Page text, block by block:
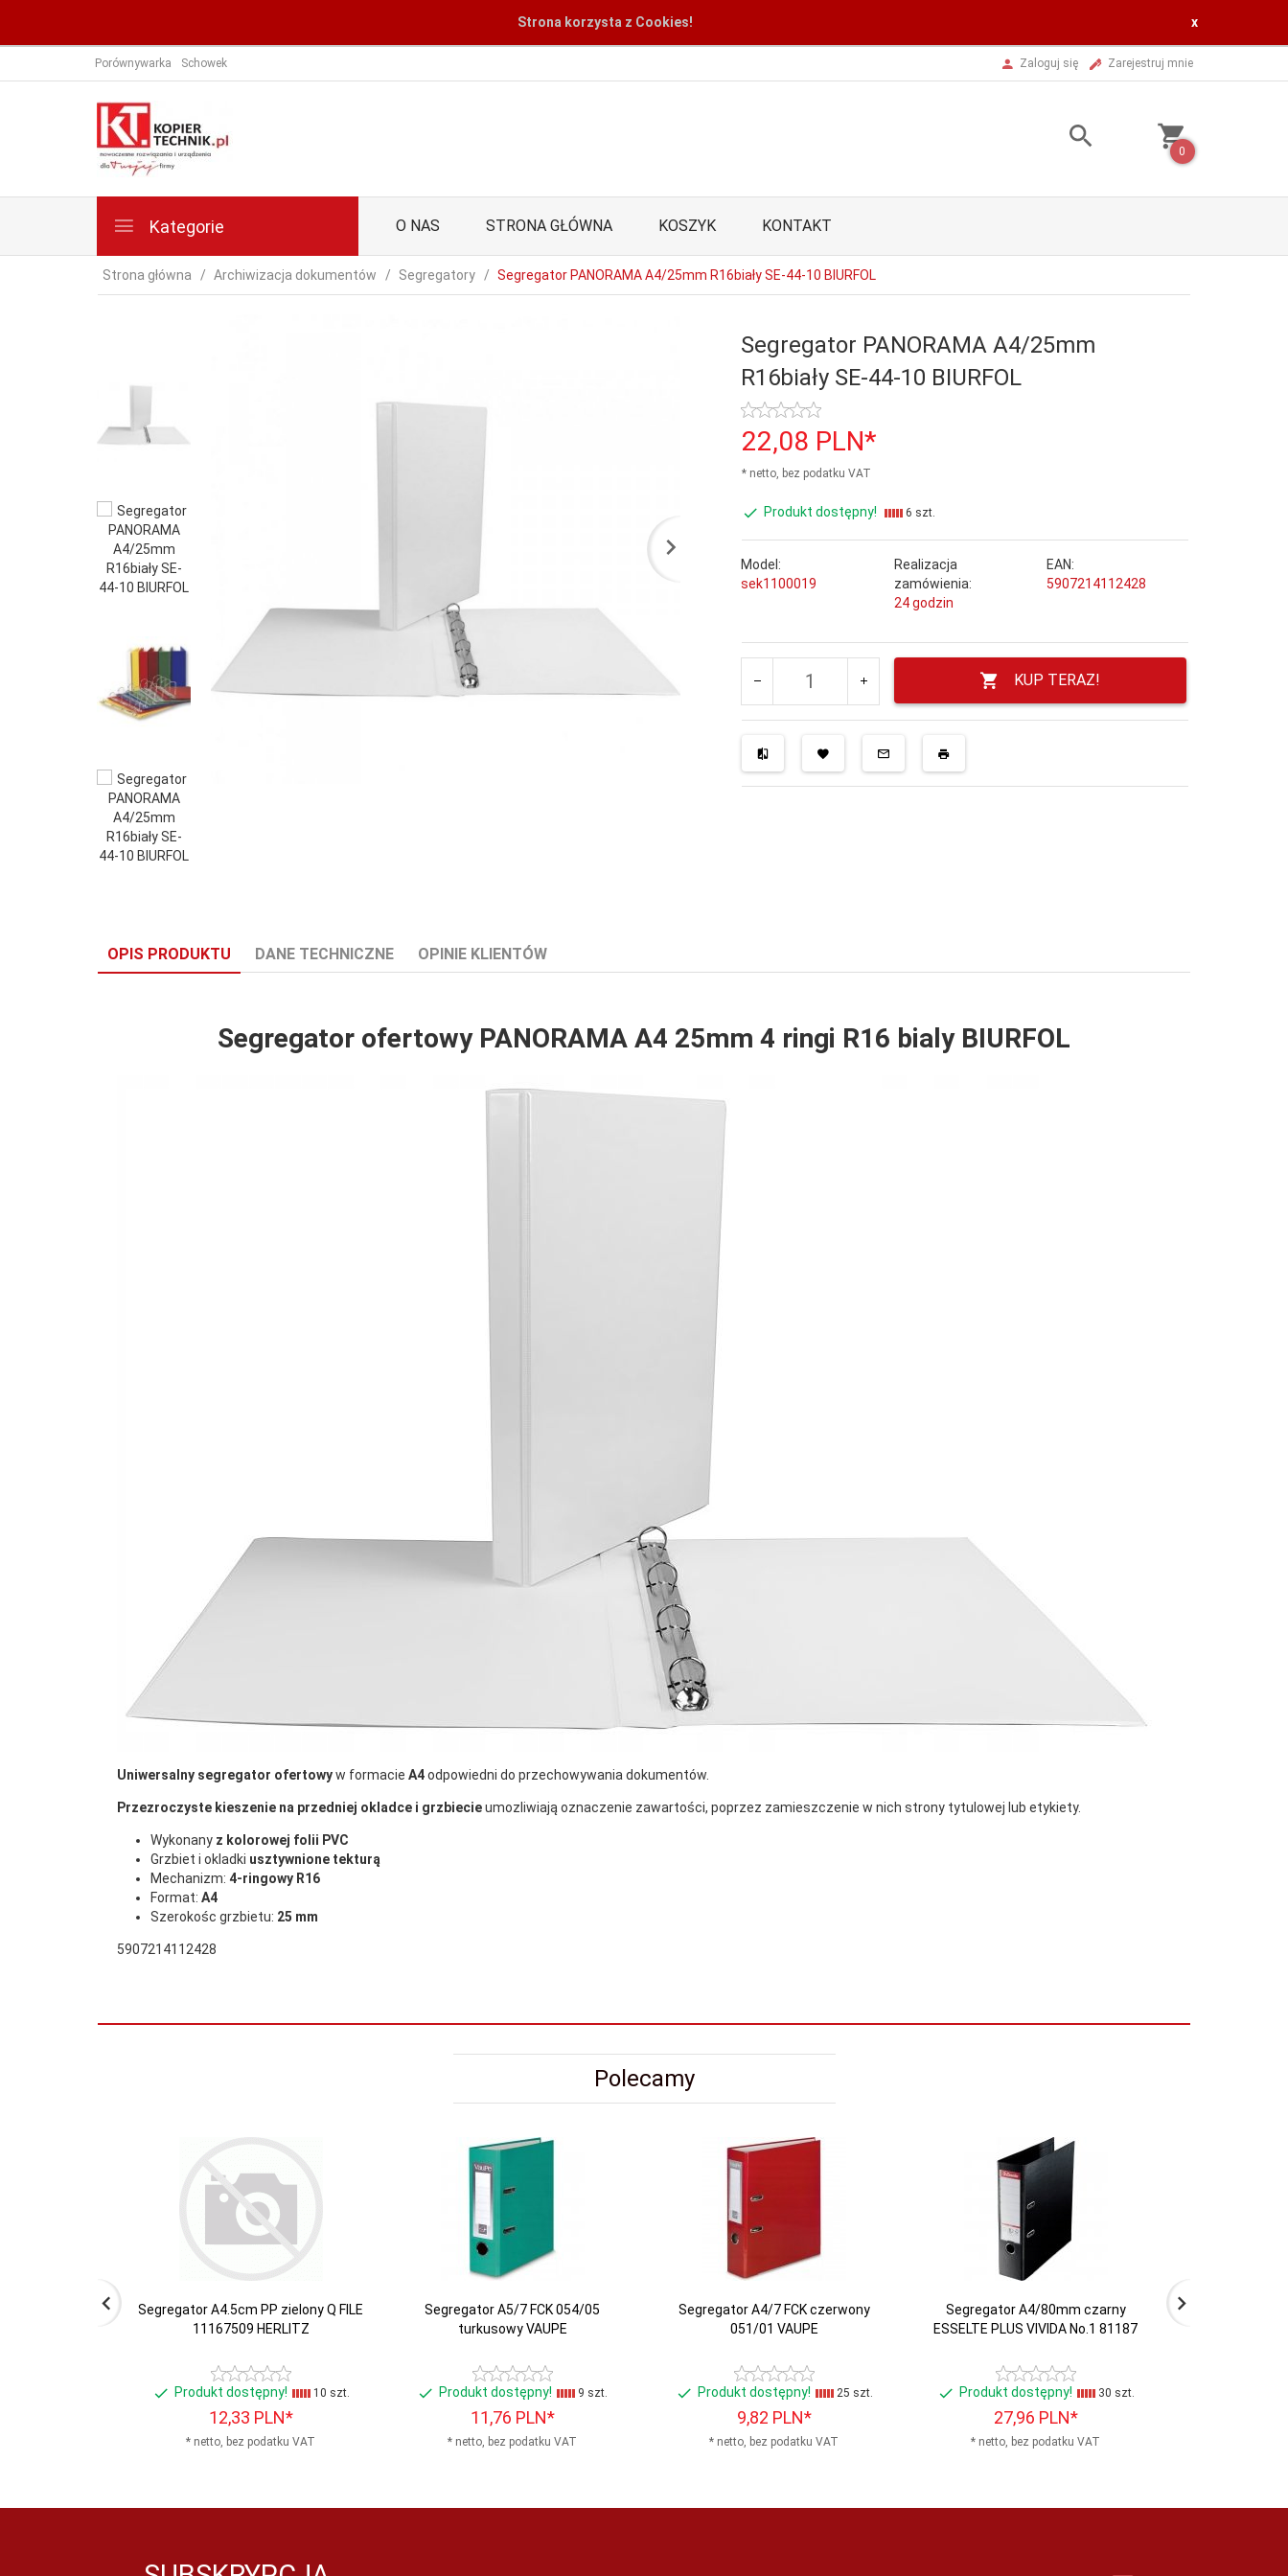
Strona korzysta z Cookies! x
Porównywarka Schowek Zaloguj się Zarejestruj mnie
0
Kategorie O NAS STRONA GŁÓWNA KOSZYK KONTAKT
Strona główna Archiwizacja dokumentów Segregatory Segregator PANORAMA A4/25mm R16biały SE-44-10 BIURFOL
Segregator PANORAMA A4/25mm
R16biały SE-44-10 BIURFOL
22,08 PLN*
* netto, bez podatku VAT
Produkt dostępny! 6 szt.
Model:
sek1100019
Realizacja
zamówienia:
24 godzin
EAN:
5907214112428
KUP TERAZ!
OPIS PRODUKTU DANE TECHNICZNE OPINIE KLIENTÓW
Segregator ofertowy PANORAMA A4 25mm 4 ringi R16 bialy BIURFOL
Uniwersalny segregator ofertowyw formacie A4odpowiedni do przechowywania dokumentów.
Przezroczyste kieszenie na przedniej okladce i grzbiecieumozliwiają oznaczenie zawartości, poprzez zamieszczenie w nich strony tytulowej lub etykiety.
Wykonany z kolorowej folii PVC
Grzbiet i okladki usztywnione tekturą
Mechanizm: 4-ringowy R16
Format: A4
Szerokośc grzbietu: 25 mm
5907214112428
Wykończenie
Wymienna
etykiet:
Polecamy
Segregator A4.5cm PP zielony Q FILE
11167509 HERLITZ
Produkt dostępny! 10 szt.
12,33 PLN*
* netto, bez podatku VAT
Segregator A5/7 FCK 054/05
turkusowy VAUPE
Produkt dostępny! 9 szt.
11,76 PLN*
* netto, bez podatku VAT
Segregator A4/7 FCK czerwony
051/01 VAUPE
Produkt dostępny! 25 szt.
9,82 PLN*
* netto, bez podatku VAT
Segregator A4/80mm czarny
ESSELTE PLUS VIVIDA No.1 81187
Produkt dostępny! 30 szt.
27,96 PLN*
* netto, bez podatku VAT